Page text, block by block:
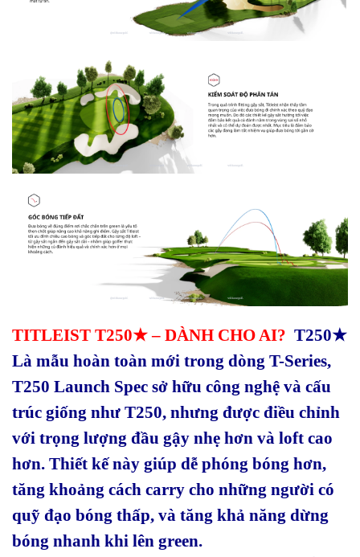
TITLEIST T250★ – DÀNH CHO AI? T250★
Là mẫu hoàn toàn mới trong dòng T-Series,
T250 Launch Spec sở hữu công nghệ và cấu
trúc giống như T250, nhưng được điều chỉnh
với trọng lượng đầu gậy nhẹ hơn và loft cao
hơn. Thiết kế này giúp dễ phóng bóng hơn,
tăng khoảng cách carry cho những người có
quỹ đạo bóng thấp, và tăng khả năng dừng
bóng nhanh khi lên green.